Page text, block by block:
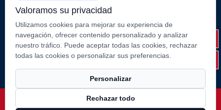
Categorías de productos
Tubo de acero de precisión （estirado en frío）
Tubo y varilla del cilindro
Componentes y conjuntos de acero fabricados
Derechos de autor © Jiangsu Suao Metal Product Co., Ltd.
Valoramos su privacidad
Utilizamos cookies para mejorar su experiencia de
navegación, ofrecer contenido personalizado y analizar
nuestro tráfico. Puede aceptar todas las cookies, rechazar
todas las cookies o personalizar sus preferencias.
Personalizar
Rechazar todo